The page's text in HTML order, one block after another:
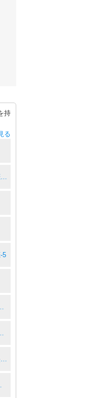
持
る
億万長者-総裁の花道、美女たちの恋-10
5
ンティング放置〜10
ンティング放置〜5
はじめての億万長者-総裁の花道、美女たちの恋-
グ放置〜